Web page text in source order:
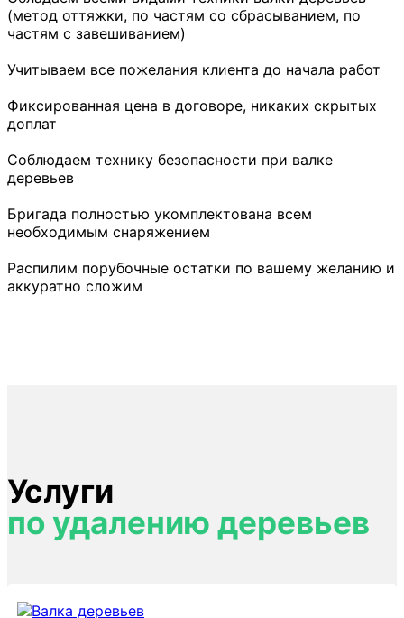
(метод оттяжки, по частям со сбрасыванием, по
частям с завешиванием)
Учитываем все пожелания клиента до начала работ
Фиксированная цена в договоре, никаких скрытых
доплат
Соблюдаем технику безопасности при валке
деревьев
Бригада полностью укомплектована всем
необходимым снаряжением
Распилим порубочные остатки по вашему желанию и
аккуратно сложим
Услуги
по удалению деревьев